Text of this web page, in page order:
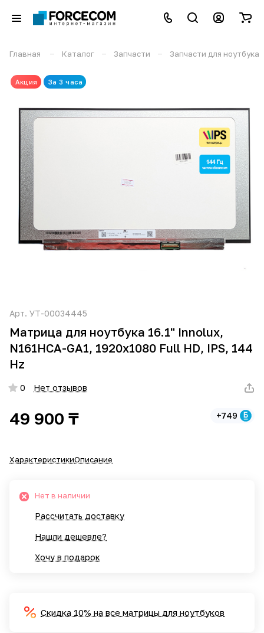
Главная – Каталог – Запчасти – Запчасти для ноутбука
Акция За 3 часа
Арт. УТ-00034445
Матрица для ноутбука 16.1" Innolux,
N161HCA-GA1, 1920x1080 Full HD, IPS, 144
Hz
0 Нет отзывов
49 900 ₸ +749
ХарактеристикиОписание
Нет в наличии
Рассчитать доставку
Нашли дешевле?
Хочу в подарок
Скидка 10% на все матрицы для ноутбуков